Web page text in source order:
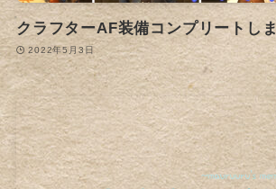
クラフターAF装備コンプリートし
2022年5月3日